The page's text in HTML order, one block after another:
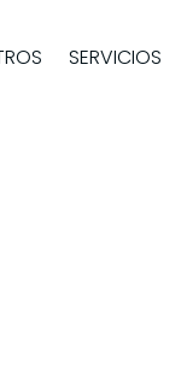
SERVICIOS